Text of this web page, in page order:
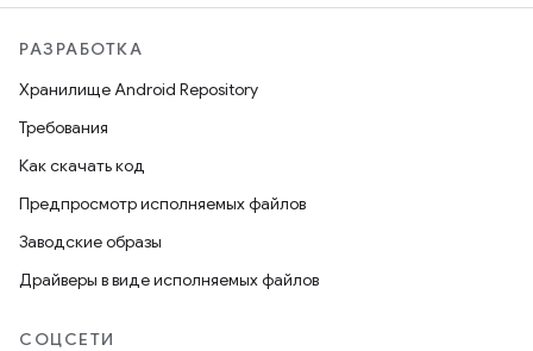
РАЗРАБОТКА
Хранилище Android Repository
Требования
Как скачать код
Предпросмотр исполняемых файлов
Заводские образы
Драйверы в виде исполняемых файлов
СОЦСЕТИ